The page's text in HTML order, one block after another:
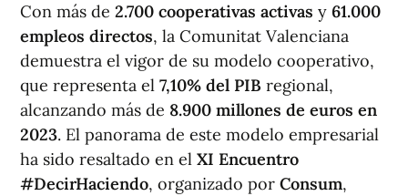
Con más de 2.700 cooperativas activas y 61.000
empleos directos, la Comunitat Valenciana
demuestra el vigor de su modelo cooperativo,
que representa el 7,10% del PIB regional,
alcanzando más de 8.900 millones de euros en
2023. El panorama de este modelo empresarial
ha sido resaltado en el XI Encuentro
#DecirHaciendo, organizado por Consum,